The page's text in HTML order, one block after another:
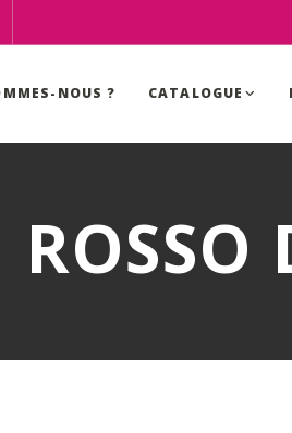
NOUS ? CATALOGUE
ROSSO